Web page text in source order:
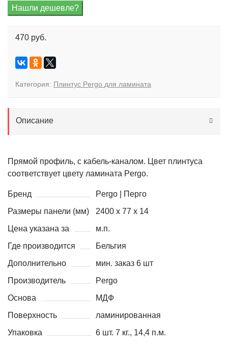
470 руб.
Категория: Плинтус Pergo для ламината
Описание
Прямой профиль, с кабель-каналом. Цвет плинтуса
соответствует цвету ламината Pergo.
Бренд
Pergo | Перго
Размеры панели (мм)
2400 х 77 х 14
Цена указана за
м.п.
Где производится
Бельгия
Дополнительно
мин. заказ 6 шт
Производитель
Pergo
Основа
МДФ
Поверхность
ламинированная
Упаковка
6 шт. 7 кг., 14,4 п.м.